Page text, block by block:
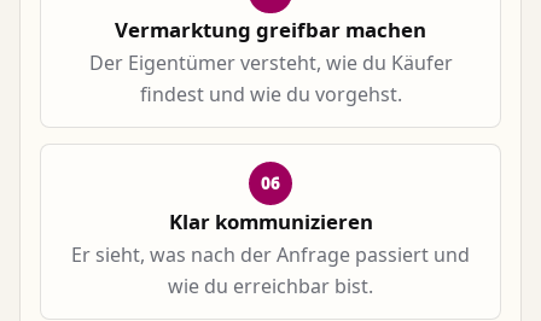
Vermarktung greifbar machen
Der Eigentümer versteht, wie du Käufer
findest und wie du vorgehst.
06
Klar kommunizieren
Er sieht, was nach der Anfrage passiert und
wie du erreichbar bist.